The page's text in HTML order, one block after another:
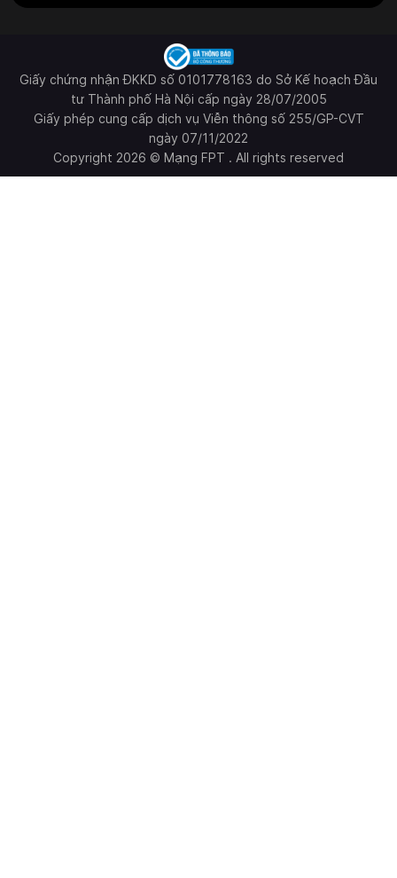
Giấy chứng nhận ĐKKD số 0101778163 do Sở Kế hoạch Đầu
tư Thành phố Hà Nội cấp ngày 28/07/2005
Giấy phép cung cấp dịch vụ Viễn thông số 255/GP-CVT
ngày 07/11/2022
Copyright 2026 © Mạng FPT . All rights reserved